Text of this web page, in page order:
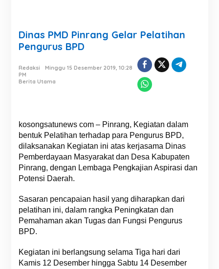
Dinas PMD Pinrang Gelar Pelatihan
Pengurus BPD
Redaksi
Minggu 15 Desember 2019, 10:28
PM
Berita Utama
kosongsatunews com – Pinrang, Kegiatan dalam
bentuk Pelatihan terhadap para Pengurus BPD,
dilaksanakan Kegiatan ini atas kerjasama Dinas
Pemberdayaan Masyarakat dan Desa Kabupaten
Pinrang, dengan Lembaga Pengkajian Aspirasi dan
Potensi Daerah.
Sasaran pencapaian hasil yang diharapkan dari
pelatihan ini, dalam rangka Peningkatan dan
Pemahaman akan Tugas dan Fungsi Pengurus
BPD.
Kegiatan ini berlangsung selama Tiga hari dari
Kamis 12 Desember hingga Sabtu 14 Desember